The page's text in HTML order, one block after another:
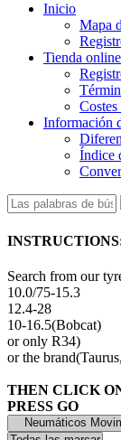
Inicio
Mapa
Tienda online
Información
Índice
Search from our
10.0/75-15.3
12.4-28
10-16.5(Bobcat)
or only R34)
or the
THEN CLICK
PRESS GO